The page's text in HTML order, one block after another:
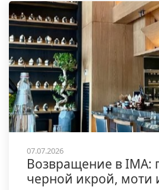
07.07.2026
Возвращение в IMA:
черной икрой, моти